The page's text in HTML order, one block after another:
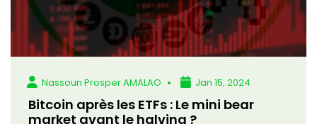
Nassoun Prosper AMALAO Jan 15, 2024
Bitcoin après les ETFs : Le mini bear
market avant le halving ?